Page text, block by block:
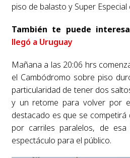
piso de balasto y Super
También te puede
llegó a Uruguay
Mañana a las 20:06 hrs
el Cambódromo sobre piso
particularidad de tener dos
y un retome para volver por
destacado es que se
por carriles paralelos, de
espectáculo para el público.